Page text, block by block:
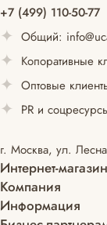
+7 (499) 110-50-77
Общий:
Копоративные
Оптовые
PR и
г. Москва, ул.
Интернет-магазин
Компания
Информация